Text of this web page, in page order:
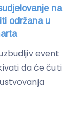
na
održana u
event
da će čuti